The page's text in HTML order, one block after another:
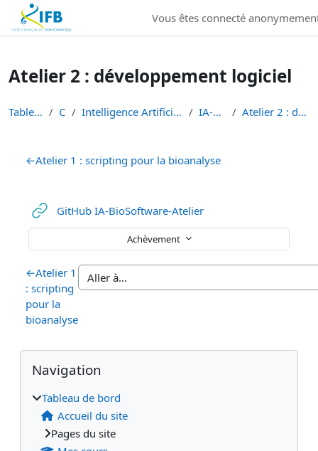
Institut Français de Bioinformatique - Les formations
Passer au contenu principal
Vous êtes connecté
Atelier 2 : développement logiciel
Tableau de bord Cours Intelligence Artificielle en Bioinformatique et Sc... IA-BioSoftware Atelier 2 : développement logiciel
Résumé de section
←Atelier 1 : scripting pour la bioanalyse
GitHub IA-BioSoftware-AtelierURL
Achèvement
←Atelier 1
: scripting
pour la
bioanalyse
Blocs
Blocs supplémentaires
Passer Navigation
Navigation
Tableau de bord
Accueil du site
Pages du site